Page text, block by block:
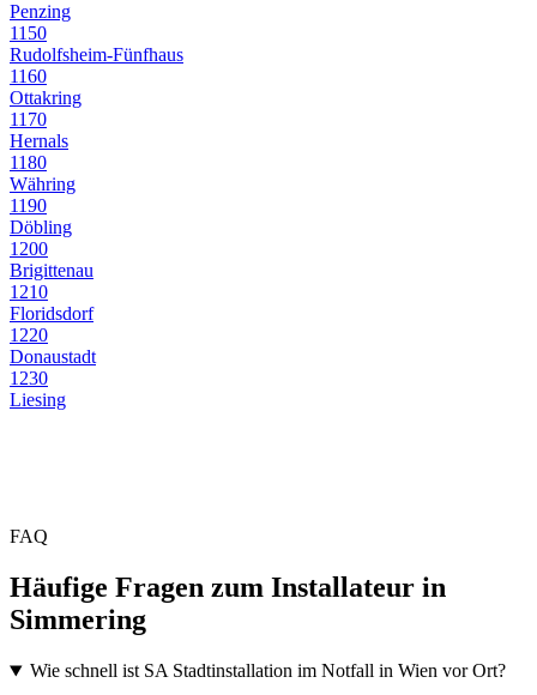
Penzing
1150
Rudolfsheim-Fünfhaus
1160
Ottakring
1170
Hernals
1180
Währing
1190
Döbling
1200
Brigittenau
1210
Floridsdorf
1220
Donaustadt
1230
Liesing
FAQ
Häufige Fragen zum Installateur in
Simmering
Wie schnell ist SA Stadtinstallation im Notfall in Wien vor Ort?